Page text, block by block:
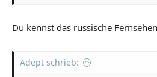
Du kennst das russische
Adept schrieb: